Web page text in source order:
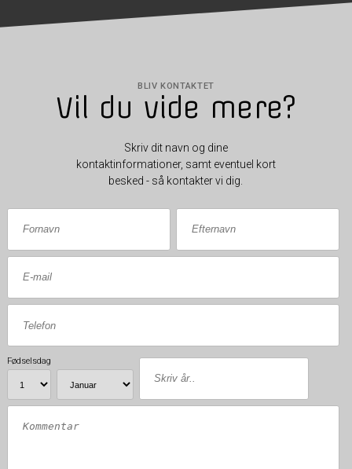
BLIV KONTAKTET
Vil du vide mere?
Skriv dit navn og dine
kontaktinformationer, samt eventuel kort
besked - så kontakter vi dig.
Fødselsdag